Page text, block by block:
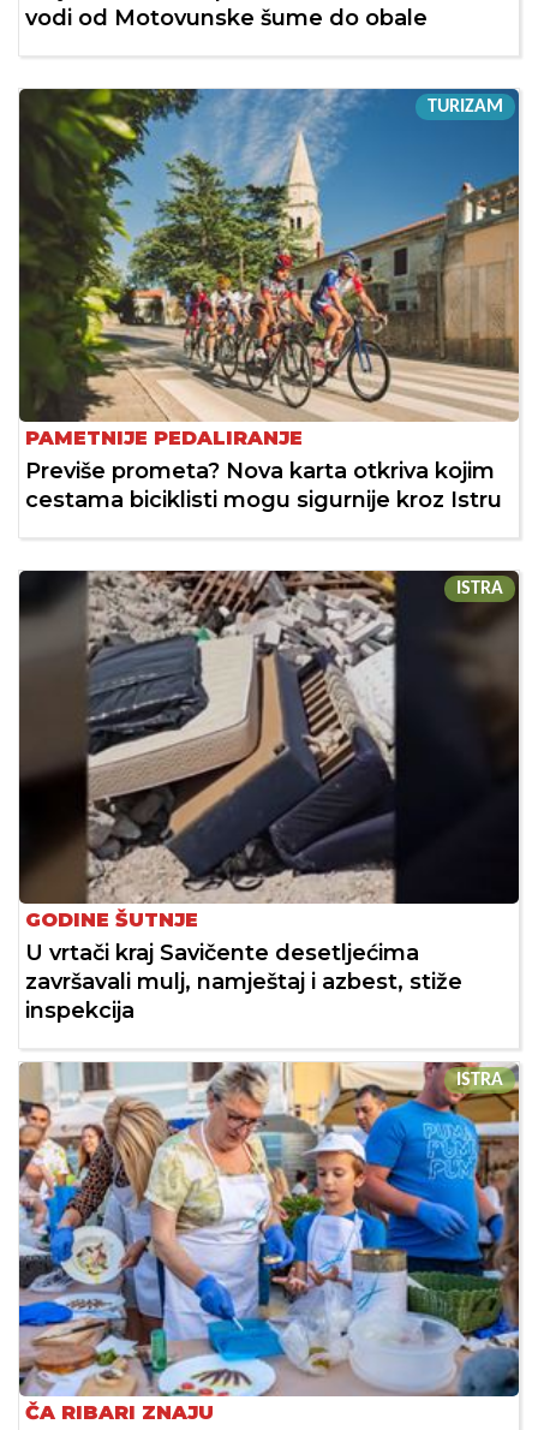
vodi od Motovunske šume do obale
TURIZAM
PAMETNIJE PEDALIRANJE
Previše prometa? Nova karta otkriva kojim
cestama biciklisti mogu sigurnije kroz Istru
ISTRA
GODINE ŠUTNJE
U vrtači kraj Savičente desetljećima
završavali mulj, namještaj i azbest, stiže
inspekcija
ISTRA
ČA RIBARI ZNAJU